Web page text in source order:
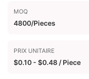
MOQ
4800/Pieces
PRIX UNITAIRE
$0.10 - $0.48 / Piece